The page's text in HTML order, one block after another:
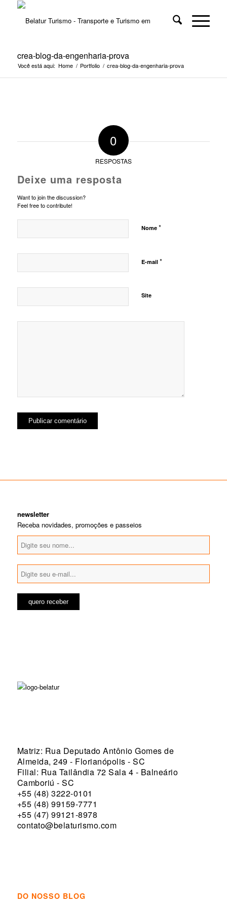
crea-blog-da-engenharia-prova
Você está aqui: Home / Portfolio / crea-blog-da-engenharia-prova
0
RESPOSTAS
Deixe uma resposta
Want to join the discussion?
Feel free to contribute!
Nome *
E-mail *
Site
newsletter
Receba novidades, promoções e passeios
Matriz: Rua Deputado Antônio Gomes de
Almeida, 249 - Florianópolis - SC
Filial: Rua Tailândia 72 Sala 4 - Balneário
Camboriú - SC
+55 (48) 3222-0101
+55 (48) 99159-7771
+55 (47) 99121-8978
contato@belaturismo.com
DO NOSSO BLOG